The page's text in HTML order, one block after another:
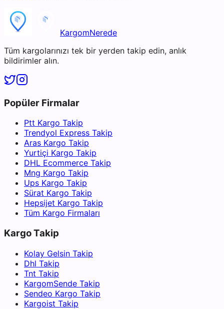
KargomNerede
Tüm kargolarınızı tek bir yerden takip edin, anlık
bildirimler alın.
Popüler Firmalar
Ptt Kargo Takip
Trendyol Express Takip
Aras Kargo Takip
Yurtiçi Kargo Takip
DHL Ecommerce Takip
Mng Kargo Takip
Ups Kargo Takip
Sürat Kargo Takip
Hepsijet Kargo Takip
Tüm Kargo Firmaları
Kargo Takip
Kolay Gelsin Takip
Dhl Takip
Tnt Takip
KargomSende Takip
Sendeo Kargo Takip
Kargoist Takip